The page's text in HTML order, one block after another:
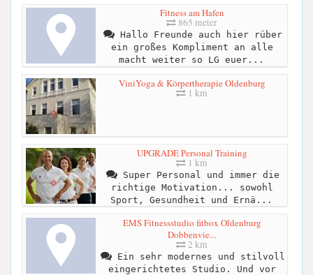
Fitness am Hafen
865 meter
Hallo Freunde auch hier rüber
ein großes Kompliment an alle
macht weiter so LG euer...
ViniYoga & Körpertherapie Oldenburg
1 km
UPGRADE Personal Training
1 km
Super Personal und immer die
richtige Motivation... sowohl
Sport, Gesundheit und Ernä...
EMS Fitnessstudio fitbox Oldenburg
Dobbenvie...
2 km
Ein sehr modernes und stilvoll
eingerichtetes Studio. Und vor